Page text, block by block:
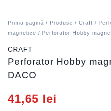
Prima pagină / Produse / Craft /
magnetice / Perforator Hobby
CRAFT
Perforator Hobby
DACO
41,65 lei